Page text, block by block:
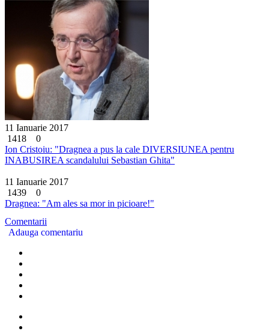
11 Ianuarie 2017
1418
0
Ion Cristoiu: "Dragnea a pus la cale DIVERSIUNEA pentru
INABUSIREA scandalului Sebastian Ghita"
11 Ianuarie 2017
1439
0
Dragnea: "Am ales sa mor in picioare!"
Comentarii
Adauga comentariu